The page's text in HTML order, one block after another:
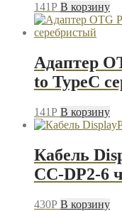
141P В корзину
Адаптер
to TypeC
141P В корзину
Кабель
CC-DP2-6
430P В корзину